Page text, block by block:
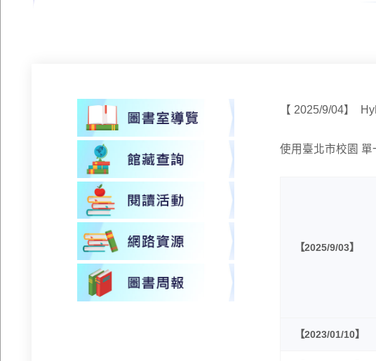
【 2025/9/04】
使用臺北市校園 單
【2025/9/03】
【2023/01/10】